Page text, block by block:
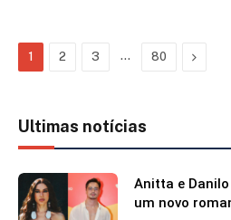
1 2 3 … 80 Next
Ultimas notícias
Anitta e
um novo